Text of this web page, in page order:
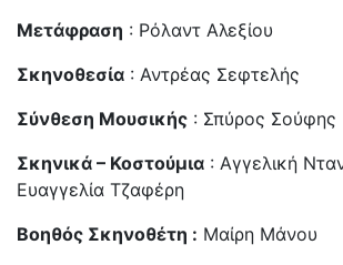
Μετάφραση : Ρόλαντ Αλεξίου
Σκηνοθεσία : Αντρέας Σεφτελής
Σύνθεση Μουσικής : Σπύρος Σούφης
Σκηνικά – Κοστούμια : Αγγελική
Ευαγγελία Τζαφέρη
Βοηθός Σκηνοθέτη : Μαίρη Μάνου